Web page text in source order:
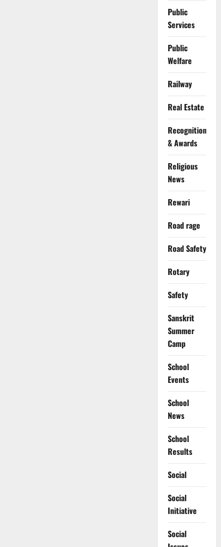
Public
Services
Public
Welfare
Railway
Real Estate
Recognition
& Awards
Religious
News
Rewari
Road rage
Road Safety
Rotary
Safety
Sanskrit
Summer
Camp
School
Events
School
News
School
Results
Social
Social
Initiative
Social